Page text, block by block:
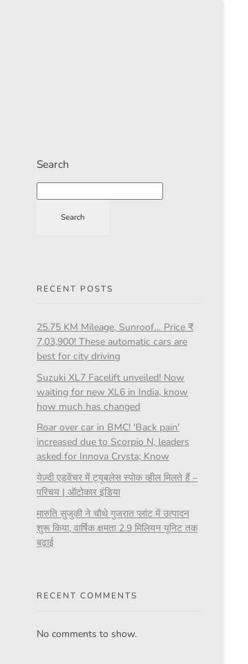
Search
Search
RECENT POSTS
25.75 KM Mileage, Sunroof… Price ₹
7,03,900! These automatic cars are
best for city driving
Suzuki XL7 Facelift unveiled! Now
waiting for new XL6 in India, know
how much has changed
Roar over car in BMC! 'Back pain'
increased due to Scorpio N, leaders
asked for Innova Crysta; Know
येज़्दी एडवेंचर में ट्यूबलेस स्पोक व्हील मिलते हैं –
परिचय | ऑटोकार इंडिया
मारुति सुजुकी ने चौथे गुजरात प्लांट में उत्पादन
शुरू किया, वार्षिक क्षमता 2.9 मिलियन यूनिट तक
बढ़ाई
RECENT COMMENTS
No comments to show.